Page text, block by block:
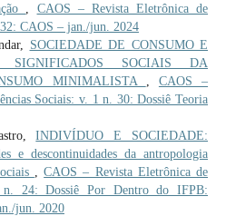
CAOS – Revista Eletrônica de
CAOS – jan./jun. 2024
SOCIEDADE DE CONSUMO E
SOCIAIS DA
MINIMALISTA
CAOS –
Sociais: v. 1 n. 30: Dossiê Teoria
INDIVÍDUO E SOCIEDADE:
e descontinuidades da antropologia
,CAOS – Revista Eletrônica de
24: Dossiê Por Dentro do IFPB:
jun. 2020